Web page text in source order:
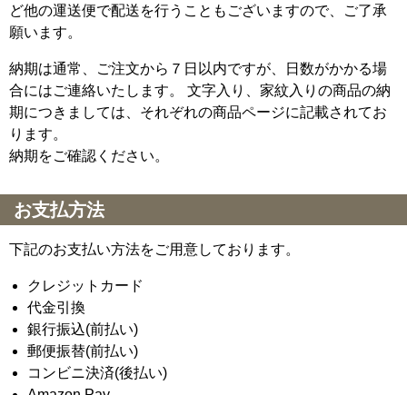
ど他の運送便で配送を行うこともございますので、ご了承
願います。
納期は通常、ご注文から７日以内ですが、日数がかかる場
合にはご連絡いたします。 文字入り、家紋入りの商品の納
期につきましては、それぞれの商品ページに記載されてお
ります。
納期をご確認ください。
お支払方法
下記のお支払い方法をご用意しております。
クレジットカード
代金引換
銀行振込(前払い)
郵便振替(前払い)
コンビニ決済(後払い)